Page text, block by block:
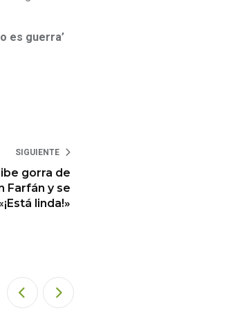
es guerra’
SIGUIENTE
gorra de
Farfán y se
linda!»